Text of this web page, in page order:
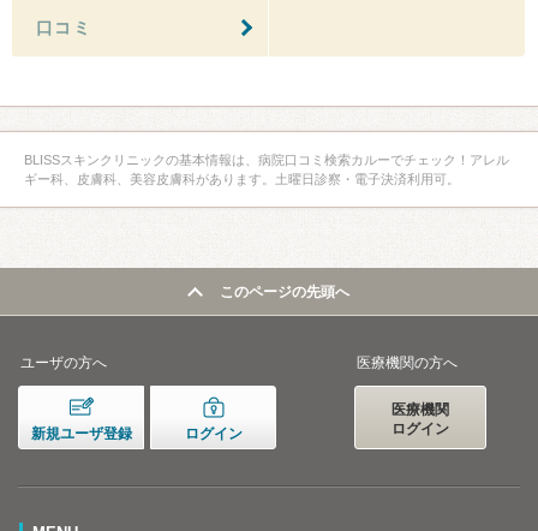
口コミ
BLISSスキンクリニックの基本情報は、病院口コミ検索カルーでチェック！アレル
ギー科、皮膚科、美容皮膚科があります。土曜日診察・電子決済利用可。
このページの先頭へ
ユーザの方へ
新規ユーザ登録 ログイン
医療機関の方へ
医療機関
ログイン